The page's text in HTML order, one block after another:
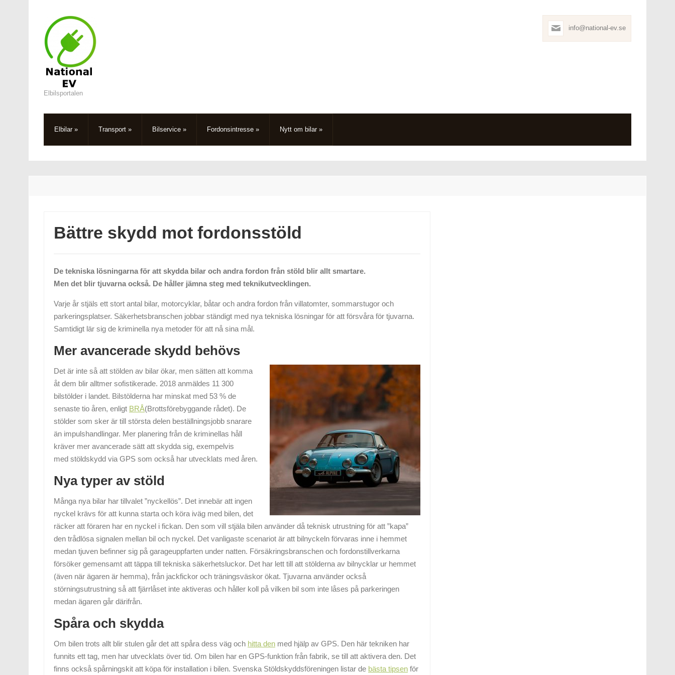
Elbilsportalen
info@national-ev.se
Elbilar» Transport » Bilservice » Fordonsintresse » Nytt om bilar»
Bättre skydd mot fordonsstöld
De tekniska lösningarna för att skydda bilar och andra fordon från stöld blir allt smartare.
Men det blir tjuvarna också. De håller jämna steg med teknikutvecklingen.
Varje år stjäls ett stort antal bilar, motorcyklar, båtar och andra fordon från villatomter, sommarstugor och
parkeringsplatser. Säkerhetsbranschen jobbar ständigt med nya tekniska lösningar för att försvåra för tjuvarna.
Samtidigt lär sig de kriminella nya metoder för att nå sina mål.
Mer avancerade skydd behövs
Det är inte så att stölden av bilar ökar, men sätten att komma
åt dem blir alltmer sofistikerade. 2018 anmäldes 11 300
bilstölder i landet. Bilstölderna har minskat med 53 % de
senaste tio åren, enligt BRÅ(Brottsförebyggande rådet). De
stölder som sker är till största delen beställningsjobb snarare
än impulshandlingar. Mer planering från de kriminellas håll
kräver mer avancerade sätt att skydda sig, exempelvis
med stöldskydd via GPS som också har utvecklats med åren.
Nya typer av stöld
Många nya bilar har tillvalet ”nyckellös”. Det innebär att ingen
nyckel krävs för att kunna starta och köra iväg med bilen, det
räcker att föraren har en nyckel i fickan. Den som vill stjäla bilen använder då teknisk utrustning för att ”kapa”
den trådlösa signalen mellan bil och nyckel. Det vanligaste scenariot är att bilnyckeln förvaras inne i hemmet
medan tjuven befinner sig på garageuppfarten under natten. Försäkringsbranschen och fordonstillverkarna
försöker gemensamt att täppa till tekniska säkerhetsluckor. Det har lett till att stölderna av bilnycklar ur hemmet
(även när ägaren är hemma), från jackfickor och träningsväskor ökat. Tjuvarna använder också
störningsutrustning så att fjärrlåset inte aktiveras och håller koll på vilken bil som inte låses på parkeringen
medan ägaren går därifrån.
Spåra och skydda
Om bilen trots allt blir stulen går det att spåra dess väg och hitta den med hjälp av GPS. Den här tekniken har
funnits ett tag, men har utvecklats över tid. Om bilen har en GPS-funktion från fabrik, se till att aktivera den. Det
finns också spårningskit att köpa för installation i bilen. Svenska Stöldskyddsföreningen listar de bästa tipsen för